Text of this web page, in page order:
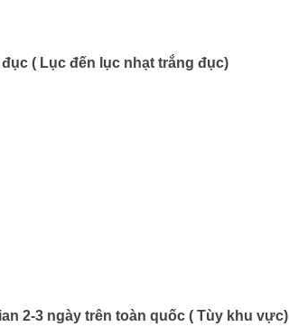
( Lục đến lục nhạt trắng đục)
2-3 ngày trên toàn quốc ( Tùy khu vực)